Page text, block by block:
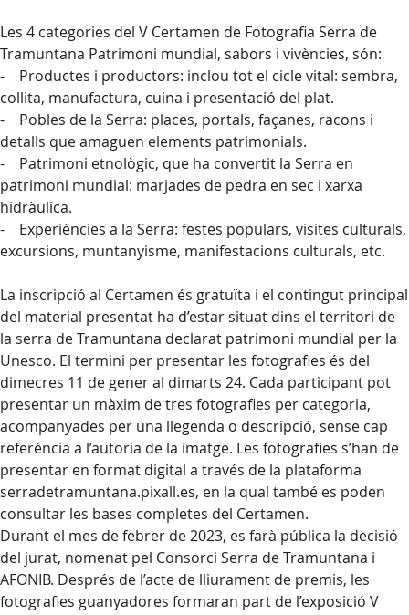
Les 4 categories del V Certamen de Fotografia Serra de
Tramuntana Patrimoni mundial, sabors i vivències, són:
- Productes i productors: inclou tot el cicle vital: sembra,
collita, manufactura, cuina i presentació del plat.
- Pobles de la Serra: places, portals, façanes, racons i
detalls que amaguen elements patrimonials.
- Patrimoni etnològic, que ha convertit la Serra en
patrimoni mundial: marjades de pedra en sec i xarxa
hidràulica.
- Experiències a la Serra: festes populars, visites culturals,
excursions, muntanyisme, manifestacions culturals, etc.
La inscripció al Certamen és gratuïta i el contingut principal
del material presentat ha d’estar situat dins el territori de
la serra de Tramuntana declarat patrimoni mundial per la
Unesco. El termini per presentar les fotografies és del
dimecres 11 de gener al dimarts 24. Cada participant pot
presentar un màxim de tres fotografies per categoria,
acompanyades per una llegenda o descripció, sense cap
referència a l’autoria de la imatge. Les fotografies s’han de
presentar en format digital a través de la plataforma
serradetramuntana.pixall.es, en la qual també es poden
consultar les bases completes del Certamen.
Durant el mes de febrer de 2023, es farà pública la decisió
del jurat, nomenat pel Consorci Serra de Tramuntana i
AFONIB. Després de l’acte de lliurament de premis, les
fotografies guanyadores formaran part de l’exposició V